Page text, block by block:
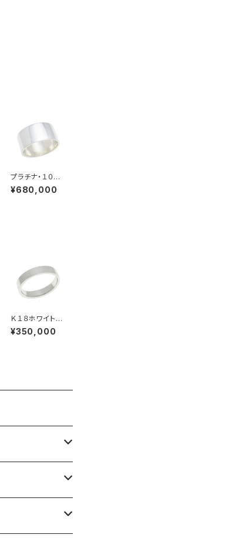
プラチナ・１０ｍ
ｍ幅・平打ちリ
ング
¥680,000
Ｋ１８ホワイトゴ
ールド・４ｍｍ
幅・平打ちリング
¥350,000